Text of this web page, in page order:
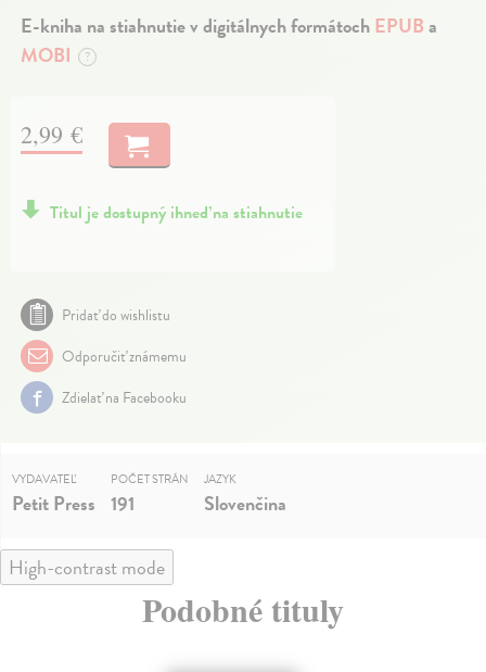
E-kniha na stiahnutie v digitálnych formátochEPUBa
MOBI
?
2,99 €
Titul je dostupný ihneď na stiahnutie
Pridať do wishlistu
Odporučiť známemu
Zdielať na Facebooku
VYDAVATEĽ
Petit Press
POČET STRÁN
191
JAZYK
Slovenčina
High-contrast mode
Podobné tituly